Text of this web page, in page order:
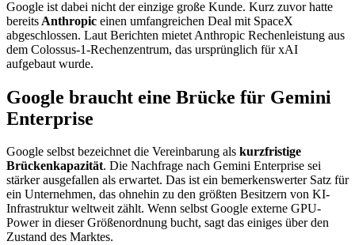
Google ist dabei nicht der einzige große Kunde. Kurz zuvor hatte
bereits Anthropic einen umfangreichen Deal mit SpaceX
abgeschlossen. Laut Berichten mietet Anthropic Rechenleistung aus
dem Colossus-1-Rechenzentrum, das ursprünglich für xAI
aufgebaut wurde.
Google braucht eine Brücke für Gemini
Enterprise
Google selbst bezeichnet die Vereinbarung als kurzfristige
Brückenkapazität. Die Nachfrage nach Gemini Enterprise sei
stärker ausgefallen als erwartet. Das ist ein bemerkenswerter Satz für
ein Unternehmen, das ohnehin zu den größten Besitzern von KI-
Infrastruktur weltweit zählt. Wenn selbst Google externe GPU-
Power in dieser Größenordnung bucht, sagt das einiges über den
Zustand des Marktes.